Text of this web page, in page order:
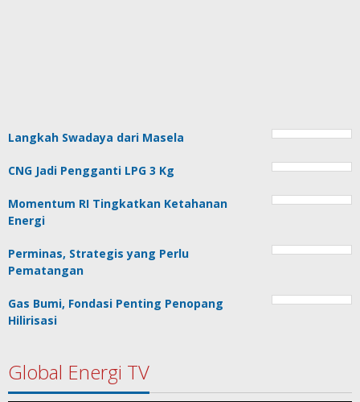
Langkah Swadaya dari Masela
CNG Jadi Pengganti LPG 3 Kg
Momentum RI Tingkatkan Ketahanan
Energi
Perminas, Strategis yang Perlu
Pematangan
Gas Bumi, Fondasi Penting Penopang
Hilirisasi
Global Energi TV